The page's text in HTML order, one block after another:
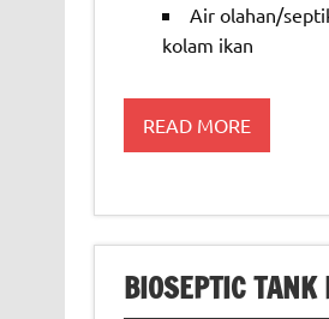
Air olahan/
kolam ikan
READ MORE
BIOSEPTIC